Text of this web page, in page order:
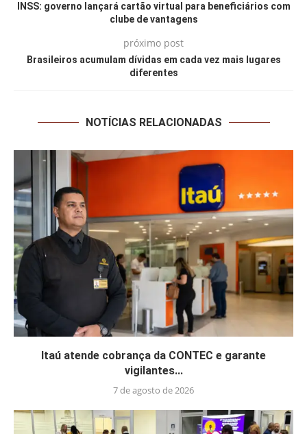
INSS: governo lançará cartão virtual para beneficiários com
clube de vantagens
próximo post
Brasileiros acumulam dívidas em cada vez mais lugares
diferentes
NOTÍCIAS RELACIONADAS
Itaú atende cobrança da CONTEC e garante
vigilantes...
7 de agosto de 2026